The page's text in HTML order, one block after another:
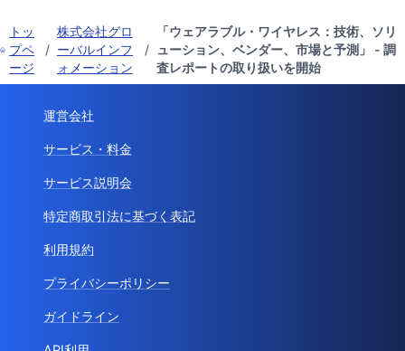
トッ
プペ
ージ
/
株式会社グロ
ーバルインフ
ォメーション
/
「ウェアラブル・ワイヤレス：技術、ソリ
ューション、ベンダー、市場と予測」 - 調
査レポートの取り扱いを開始
運営会社
サービス・料金
サービス説明会
特定商取引法に基づく表記
利用規約
プライバシーポリシー
ガイドライン